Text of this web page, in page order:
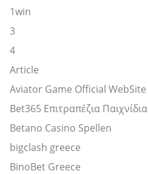
1win
3
4
Article
Aviator Game Official WebSite
Bet365 Επιτραπέζια Παιχνίδια
Betano Casino Spellen
bigclash greece
BinoBet Greece